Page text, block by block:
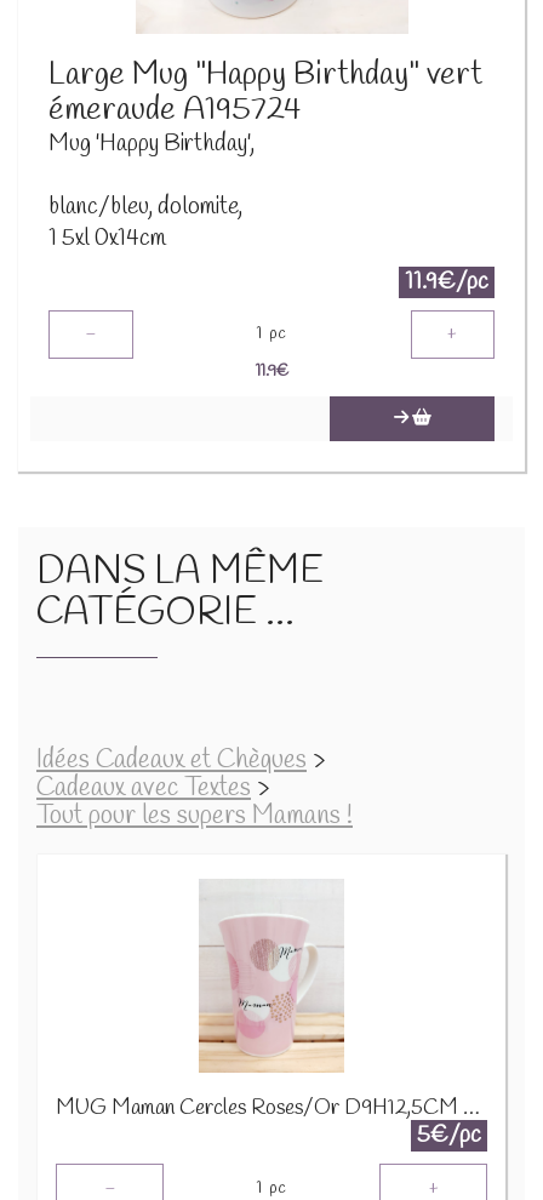
Large Mug "Happy Birthday" vert
émeraude A195724
Mug 'Happy Birthday',
blanc/bleu, dolomite,
1 5xl 0x14cm
11.9€/pc
- 1 pc +
11.9€
DANS LA MÊME
CATÉGORIE ...
Idées Cadeaux et Chèques >
Cadeaux avec Textes >
Tout pour les supers Mamans !
MUG Maman Cercles Roses/Or D9H12,5CM 24321
5€/pc
- 1 pc +